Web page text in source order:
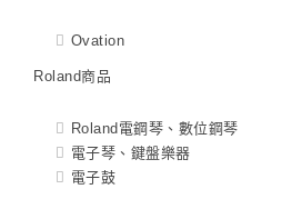
Ovation
Roland商品
Roland電鋼琴、數位鋼琴
電子琴、鍵盤樂器
電子鼓